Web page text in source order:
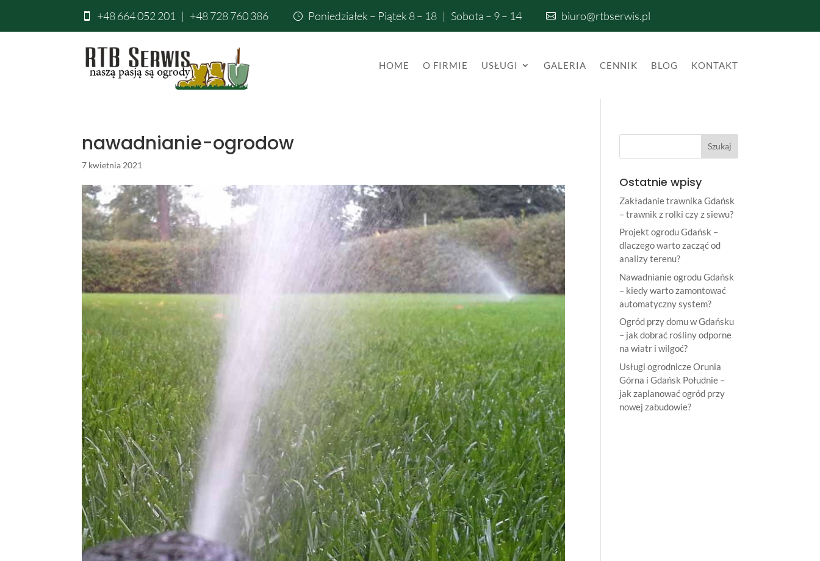
 +48 664 052 201 | +48 728 760 386 } Poniedziałek – Piątek 8 – 18 | Sobota – 9 – 14  biuro@rtbserwis.pl
HOME O FIRMIE USŁUGI GALERIA CENNIK BLOG KONTAKT
nawadnianie-ogrodow
7 kwietnia 2021
Ostatnie wpisy
Zakładanie trawnika Gdańsk
– trawnik z rolki czy z siewu?
Projekt ogrodu Gdańsk –
dlaczego warto zacząć od
analizy terenu?
Nawadnianie ogrodu Gdańsk
– kiedy warto zamontować
automatyczny system?
Ogród przy domu w Gdańsku
– jak dobrać rośliny odporne
na wiatr i wilgoć?
Usługi ogrodnicze Orunia
Górna i Gdańsk Południe –
jak zaplanować ogród przy
nowej zabudowie?